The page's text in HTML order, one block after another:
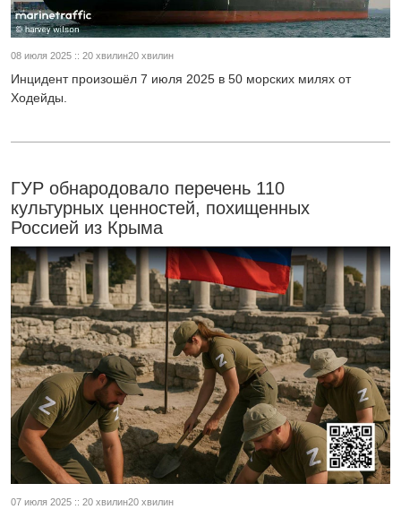
08 июля 2025 :: 20 хвилин20 хвилин
Инцидент произошёл 7 июля 2025 в 50 морских милях от
Ходейды.
ГУР обнародовало перечень 110
культурных ценностей, похищенных
Россией из Крыма
07 июля 2025 :: 20 хвилин20 хвилин